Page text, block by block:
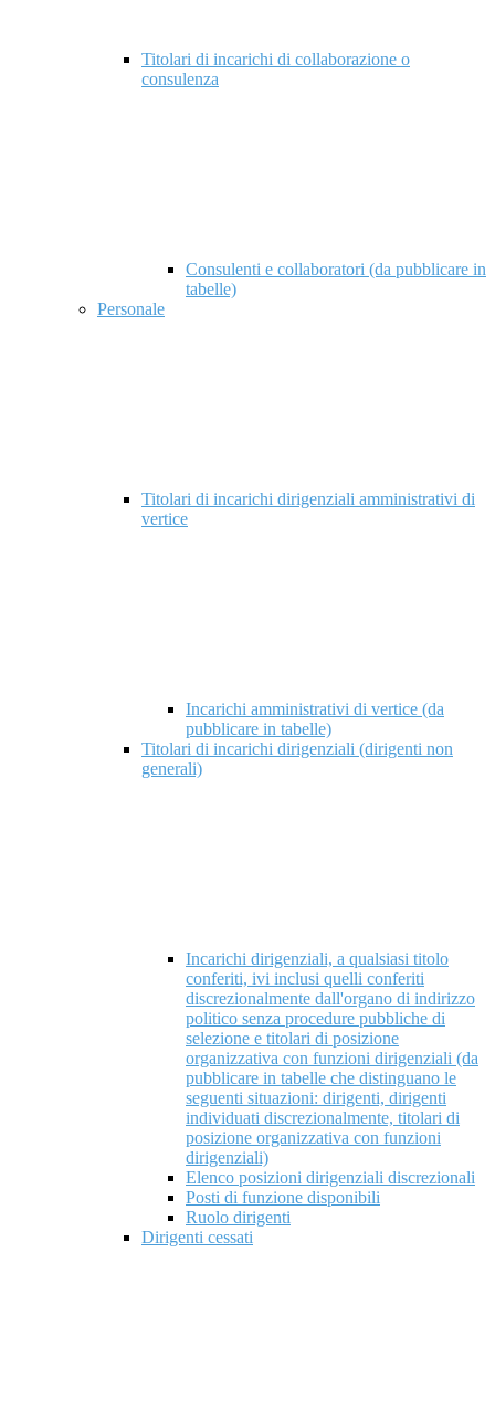
Titolari di incarichi di collaborazione o
consulenza
Consulenti e collaboratori (da pubblicare in
tabelle)
Personale
Titolari di incarichi dirigenziali amministrativi di
vertice
Incarichi amministrativi di vertice (da
pubblicare in tabelle)
Titolari di incarichi dirigenziali (dirigenti non
generali)
Incarichi dirigenziali, a qualsiasi titolo
conferiti, ivi inclusi quelli conferiti
discrezionalmente dall'organo di indirizzo
politico senza procedure pubbliche di
selezione e titolari di posizione
organizzativa con funzioni dirigenziali (da
pubblicare in tabelle che distinguano le
seguenti situazioni: dirigenti, dirigenti
individuati discrezionalmente, titolari di
posizione organizzativa con funzioni
dirigenziali)
Elenco posizioni dirigenziali discrezionali
Posti di funzione disponibili
Ruolo dirigenti
Dirigenti cessati